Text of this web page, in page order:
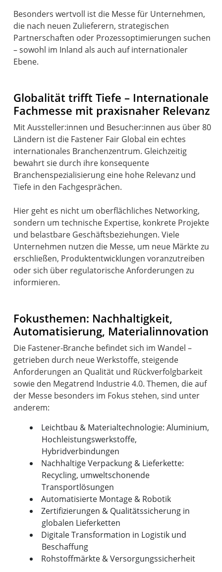
Besonders wertvoll ist die Messe für Unternehmen,
die nach neuen Zulieferern, strategischen
Partnerschaften oder Prozessoptimierungen suchen
– sowohl im Inland als auch auf internationaler
Ebene.
Globalität trifft Tiefe – Internationale
Fachmesse mit praxisnaher Relevanz
Mit Aussteller:innen und Besucher:innen aus über 80
Ländern ist die Fastener Fair Global ein echtes
internationales Branchenzentrum. Gleichzeitig
bewahrt sie durch ihre konsequente
Branchenspezialisierung eine hohe Relevanz und
Tiefe in den Fachgesprächen.
Hier geht es nicht um oberflächliches Networking,
sondern um technische Expertise, konkrete Projekte
und belastbare Geschäftsbeziehungen. Viele
Unternehmen nutzen die Messe, um neue Märkte zu
erschließen, Produktentwicklungen voranzutreiben
oder sich über regulatorische Anforderungen zu
informieren.
Fokusthemen: Nachhaltigkeit,
Automatisierung, Materialinnovation
Die Fastener-Branche befindet sich im Wandel –
getrieben durch neue Werkstoffe, steigende
Anforderungen an Qualität und Rückverfolgbarkeit
sowie den Megatrend Industrie 4.0. Themen, die auf
der Messe besonders im Fokus stehen, sind unter
Leichtbau & Materialtechnologie: Aluminium,
Hochleistungswerkstoffe,
Hybridverbindungen
Nachhaltige Verpackung & Lieferkette:
Recycling, umweltschonende
Transportlösungen
Automatisierte Montage & Robotik
Zertifizierungen & Qualitätssicherung in
globalen Lieferketten
Digitale Transformation in Logistik und
Beschaffung
Rohstoffmärkte & Versorgungssicherheit